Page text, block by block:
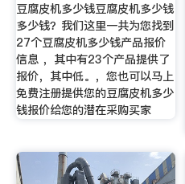
豆腐皮机多少钱豆腐皮机多少钱
多少钱？我们这里一共为您找到
27个豆腐皮机多少钱产品报价
信息 ，其中有23个产品提供了
报价，其中低。，您也可以马上
免费注册提供您的豆腐皮机多少
钱报价给您的潜在采购买家